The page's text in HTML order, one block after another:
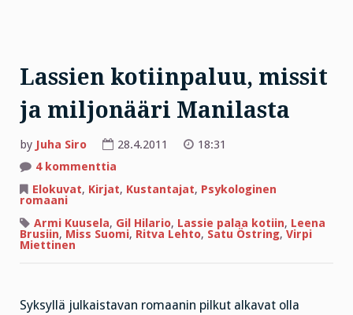
Lassien kotiinpaluu, missit
ja miljonääri Manilasta
by Juha Siro 28.4.2011
18:31
4 kommenttia
kotiinpaluu,
missit
miljonääri
Manilasta
Elokuvat, Kirjat, Kustantajat, Psykologinen
romaani
Armi Kuusela, Gil Hilario, Lassie palaa kotiin, Leena
Brusiin, Miss Suomi, Ritva Lehto, Satu Östring, Virpi
Miettinen
Syksyllä julkaistavan romaanin pilkut alkavat olla